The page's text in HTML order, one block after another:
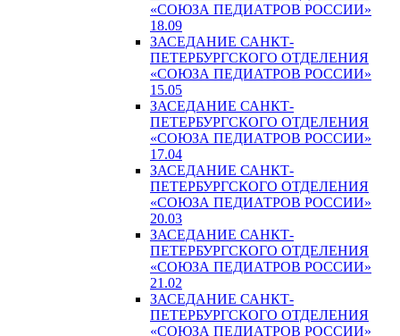
«СОЮЗА ПЕДИАТРОВ РОССИИ»
18.09
ЗАСЕДАНИЕ САНКТ-
ПЕТЕРБУРГСКОГО ОТДЕЛЕНИЯ
«СОЮЗА ПЕДИАТРОВ РОССИИ»
15.05
ЗАСЕДАНИЕ САНКТ-
ПЕТЕРБУРГСКОГО ОТДЕЛЕНИЯ
«СОЮЗА ПЕДИАТРОВ РОССИИ»
17.04
ЗАСЕДАНИЕ САНКТ-
ПЕТЕРБУРГСКОГО ОТДЕЛЕНИЯ
«СОЮЗА ПЕДИАТРОВ РОССИИ»
20.03
ЗАСЕДАНИЕ САНКТ-
ПЕТЕРБУРГСКОГО ОТДЕЛЕНИЯ
«СОЮЗА ПЕДИАТРОВ РОССИИ»
21.02
ЗАСЕДАНИЕ САНКТ-
ПЕТЕРБУРГСКОГО ОТДЕЛЕНИЯ
«СОЮЗА ПЕДИАТРОВ РОССИИ»